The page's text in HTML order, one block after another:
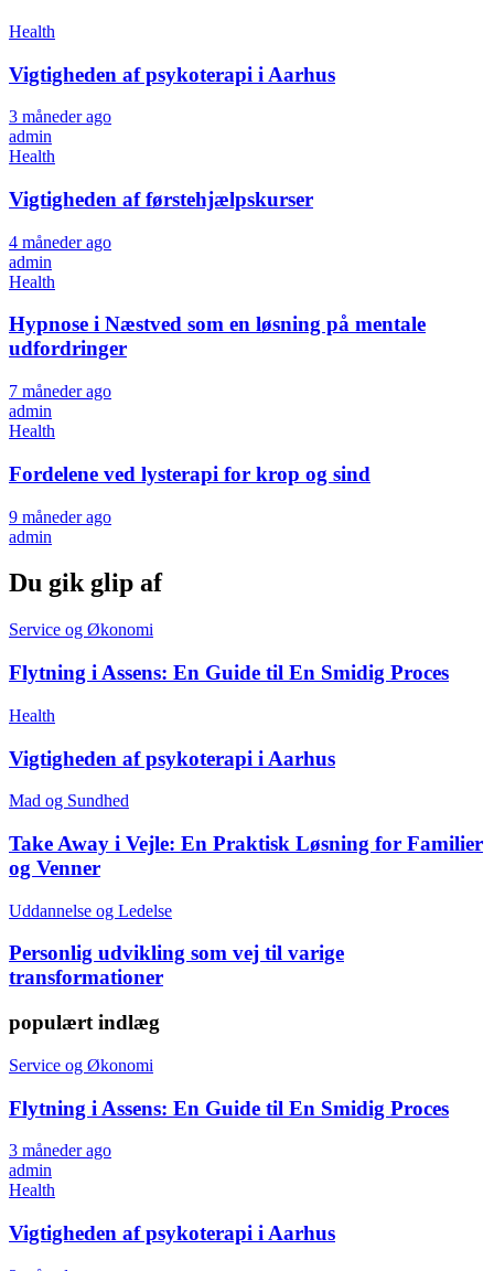
Health
Vigtigheden af psykoterapi i Aarhus
3 måneder ago
admin
Health
Vigtigheden af førstehjælpskurser
4 måneder ago
admin
Health
Hypnose i Næstved som en løsning på mentale
udfordringer
7 måneder ago
admin
Health
Fordelene ved lysterapi for krop og sind
9 måneder ago
admin
Du gik glip af
Service og Økonomi
Flytning i Assens: En Guide til En Smidig Proces
Health
Vigtigheden af psykoterapi i Aarhus
Mad og Sundhed
Take Away i Vejle: En Praktisk Løsning for Familier
og Venner
Uddannelse og Ledelse
Personlig udvikling som vej til varige
transformationer
populært indlæg
Service og Økonomi
Flytning i Assens: En Guide til En Smidig Proces
3 måneder ago
admin
Health
Vigtigheden af psykoterapi i Aarhus